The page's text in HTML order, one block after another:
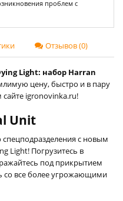
проблем с
Отзывов (0)
Light: набор Harran
цену, быстро и в пару
igronovinka.ru!
Unit
спецподразделения с новым
Light! Погрузитесь в
под прикрытием
со все более угрожающими